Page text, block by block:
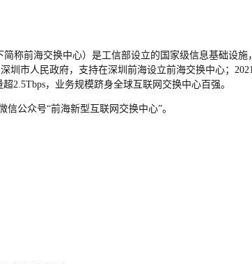
简称前海交换中心）是工信部设立的国家级信息基础设
圳市人民政府，支持在深圳前海设立前海交换中心；
2.5Tbps，业务规模跻身全球互联网交换中心百强。
信公众号“前海新型互联网交换中心”。